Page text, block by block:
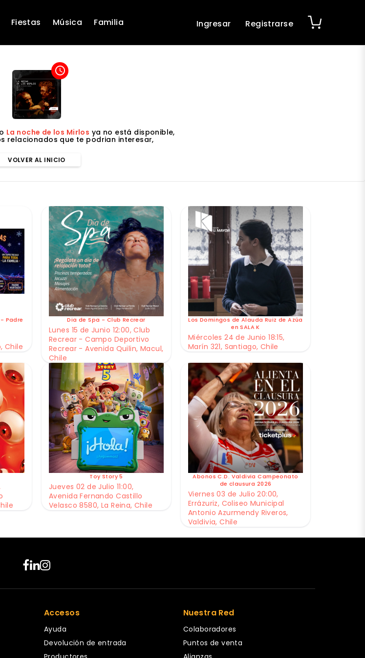
Fiestas Música Familia Ingresar Registrarse
access_time
La noche de los Mirlos ya no está disponible,
relacionados que te podrian interesar,
VOLVER AL INICIO
Padre
Chile
Dia de Spa - Club Recrear
Lunes 15 de Junio 12:00, Club
Recrear - Campo Deportivo
Recrear - Avenida Quilin, Macul,
Chile
Los Domingos de Alauda Ruiz de Azúa
en SALA K
Miércoles 24 de Junio 18:15,
Marín 321, Santiago, Chile
Toy Story 5
Jueves 02 de Julio 11:00,
Avenida Fernando Castillo
Velasco 8580, La Reina, Chile
Abonos C.D. Valdivia Campeonato
de clausura 2026
Viernes 03 de Julio 20:00,
Errázuriz, Coliseo Municipal
Antonio Azurmendy Riveros,
Valdivia, Chile
Accesos
Ayuda
Devolución de entrada
Nuestra Red
Colaboradores
Puntos de venta